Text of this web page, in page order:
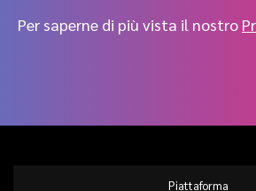
Per saperne di più vista il nostro
Piattaforma